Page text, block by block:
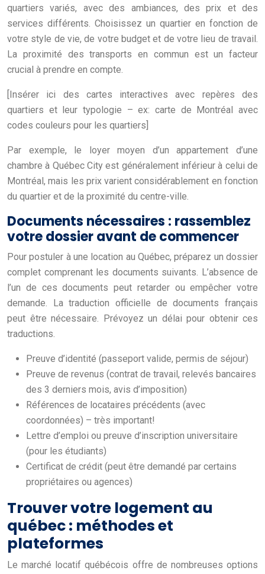
quartiers variés, avec des ambiances, des prix et des
services différents. Choisissez un quartier en fonction de
votre style de vie, de votre budget et de votre lieu de travail.
La proximité des transports en commun est un facteur
crucial à prendre en compte.
[Insérer ici des cartes interactives avec repères des
quartiers et leur typologie – ex: carte de Montréal avec
codes couleurs pour les quartiers]
Par exemple, le loyer moyen d’un appartement d’une
chambre à Québec City est généralement inférieur à celui de
Montréal, mais les prix varient considérablement en fonction
du quartier et de la proximité du centre-ville.
Documents nécessaires : rassemblez
votre dossier avant de commencer
Pour postuler à une location au Québec, préparez un dossier
complet comprenant les documents suivants. L’absence de
l’un de ces documents peut retarder ou empêcher votre
demande. La traduction officielle de documents français
peut être nécessaire. Prévoyez un délai pour obtenir ces
traductions.
Preuve d’identité (passeport valide, permis de séjour)
Preuve de revenus (contrat de travail, relevés bancaires
des 3 derniers mois, avis d’imposition)
Références de locataires précédents (avec
coordonnées) – très important!
Lettre d’emploi ou preuve d’inscription universitaire
(pour les étudiants)
Certificat de crédit (peut être demandé par certains
propriétaires ou agences)
Trouver votre logement au
québec : méthodes et
plateformes
Le marché locatif québécois offre de nombreuses options